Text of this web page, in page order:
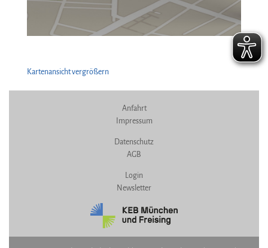
Kartenansicht vergrößern
Anfahrt
Impressum
Datenschutz
AGB
Login
Newsletter